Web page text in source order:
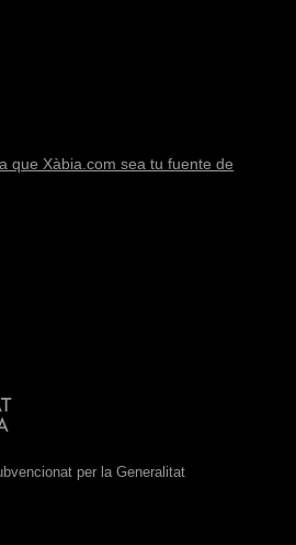
que Xàbia.com sea tu fuente de
per la Generalitat